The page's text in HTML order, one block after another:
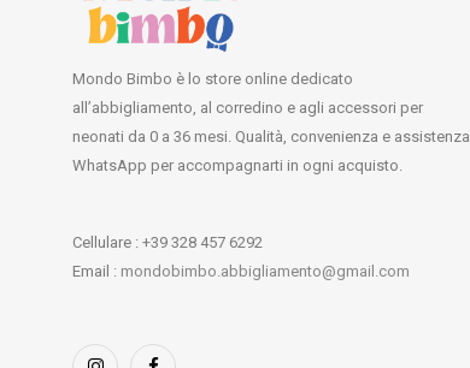
Mondo Bimbo è lo store online dedicato
all’abbigliamento, al corredino e agli accessori per
neonati da 0 a 36 mesi. Qualità, convenienza e assistenza
WhatsApp per accompagnarti in ogni acquisto.
Cellulare : +39 328 457 6292
Email : mondobimbo.abbigliamento@gmail.com